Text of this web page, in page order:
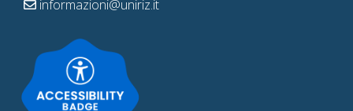
informazioni@uniriz.it